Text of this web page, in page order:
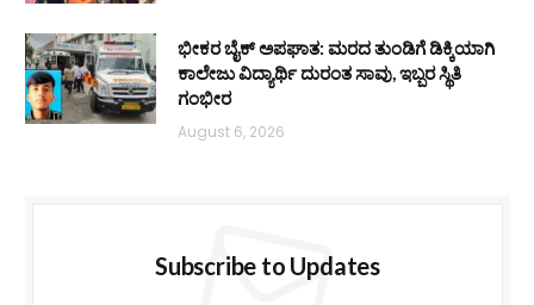
ಭೀಕರ ಬೈಕ್ ಅಪಘಾತ: ಮರದ ತುಂಡಿಗೆ ಡಿಕ್ಕಿಯಾಗಿ
ಕಾಲೇಜು ವಿದ್ಯಾರ್ಥಿ ದುರಂತ ಸಾವು, ಇಬ್ಬರ ಸ್ಥಿತಿ
ಗಂಭೀರ
August 6, 2026
Subscribe to Updates